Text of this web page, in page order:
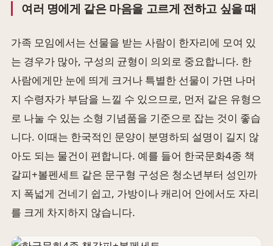
여러 명에게 같은 마음을 고르게 전하고 싶을 때
가족 모임에서는 선물을 받는 사람이 한자리에 모여 있
는 경우가 많아, 구성의 균형이 의외로 중요합니다. 한
사람에게만 눈에 띄게 크거나 특별한 선물이 가면 나머
지 수령자가 부담을 느낄 수 있으므로, 먼저 같은 유형으
로 나눌 수 있는 소형 기념품을 기준으로 잡는 것이 좋습
니다. 이때는 한국적인 문양이 분명하되 설명이 길지 않
아도 되는 물건이 편합니다. 예를 들어 한국문화4종 책
갈피+볼펜세트 같은 문구형 구성은 청소년부터 성인까
지 폭넓게 건네기 쉽고, 가방이나 캐리어 안에서도 자리
를 크게 차지하지 않습니다.